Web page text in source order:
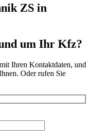
ZS in
um Ihr Kfz?
Ihren Kontaktdaten, und
Oder rufen Sie